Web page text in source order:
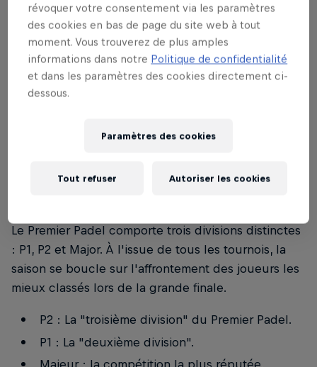
découvrir les règles du padel, lisez notre guide de
tout ce qu'il faut savoirici.
du Premier Padel ?
Le Premier Padel comporte trois divisions distinctes
: P1, P2 et Major. À l'issue de tous les tournois, la
saison se boucle sur l'affrontement des joueurs les
mieux classés lors de la grande finale.
P2 : La "troisième division" du Premier Padel.
P1 : La "deuxième division".
révoquer votre consentement via les paramètres
des cookies en bas de page du site web à tout
moment. Vous trouverez de plus amples
informations dans notre Politique de confidentialité
et dans les paramètres des cookies directement ci-
dessous.
Paramètres des cookies
Tout refuser Autoriser les cookies